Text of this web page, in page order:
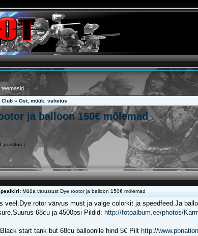
teemasid
Club» Ost, müük, vahetus
ja balloon 150€ mõlemad
postitus ]
pealkiri:Müüa varustust Dye rootor ja balloon 150€ mõlemad
veel:Dye rotor värvus must ja valge colorkit ja speedfeed.Ja
68cu ja 4500psi Pildid: http://fotoalbum.ee/photos/
start tank but 68cu balloonile hind 5€ Pilt http://